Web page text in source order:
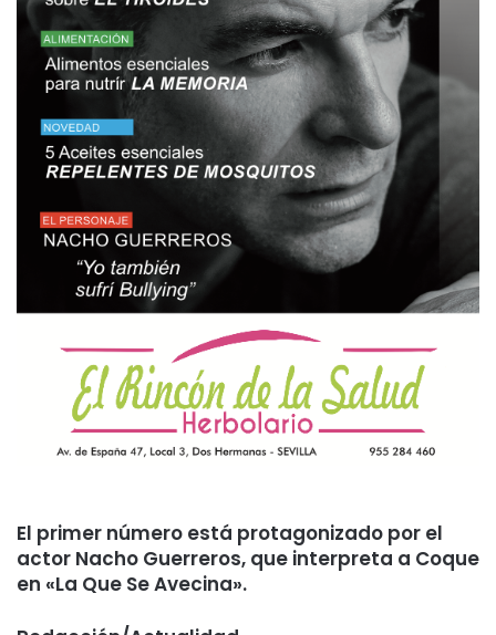
El primer número está protagonizado por el
actor Nacho Guerreros, que interpreta a Coque
en «La Que Se Avecina».